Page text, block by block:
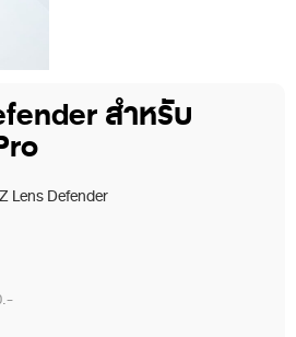
สำหรับ
Lens Defender